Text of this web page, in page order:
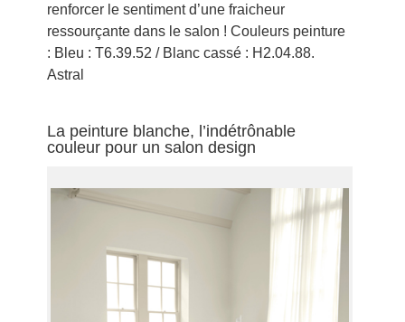
renforcer le sentiment d’une fraicheur
ressourçante dans le salon ! Couleurs peinture
: Bleu : T6.39.52 / Blanc cassé : H2.04.88.
Astral
La peinture blanche, l’indétrônable
couleur pour un salon design